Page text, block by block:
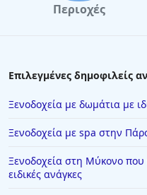
Περιοχές
Επιλεγμένες δημοφιλείς
Ξενοδοχεία με δωμάτια με
Ξενοδοχεία με spa στην
Ξενοδοχεία στη Μύκονο
ειδικές ανάγκες